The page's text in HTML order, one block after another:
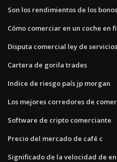
Son los rendimientos de los
Cómo comerciar en un coche en
Disputa comercial ley de
Cartera de gorila trades
Indice de riesgo país jp morgan
Los mejores corredores de
Software de cripto comerciante
Precio del mercado de café c
Significado de la velocidad de